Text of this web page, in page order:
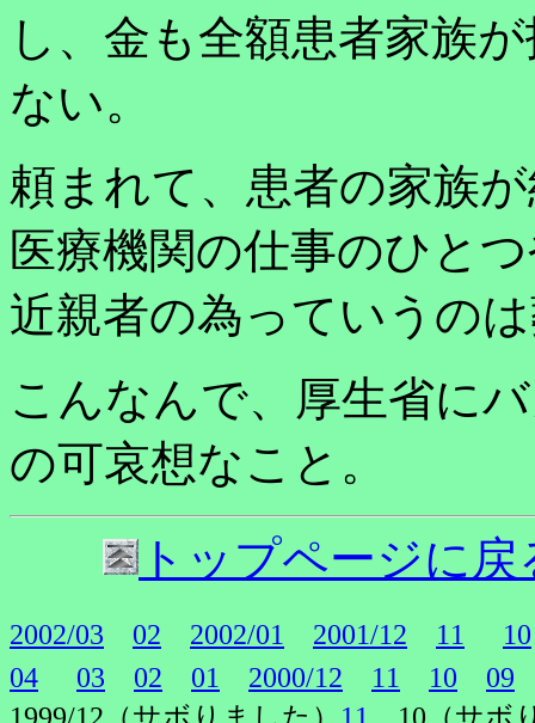
し、金も全額患者家族
ない。
頼まれて、患者の家族
医療機関の仕事のひと
近親者の為っていうの
こんなんで、厚生省に
の可哀想なこと。
トップページに戻
2002/03 02 2002/01 2001/12 11
10
04
03 02 01 2000/12 11 10
09
1999/12（サボりました） 11 10（サボ